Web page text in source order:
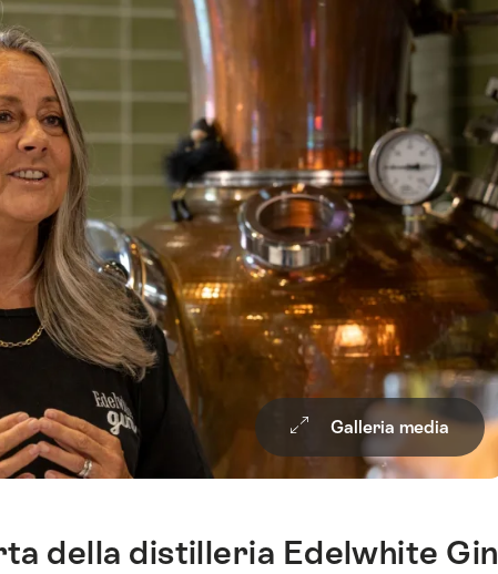
Galleria media
della distilleria Edelwhite Gin